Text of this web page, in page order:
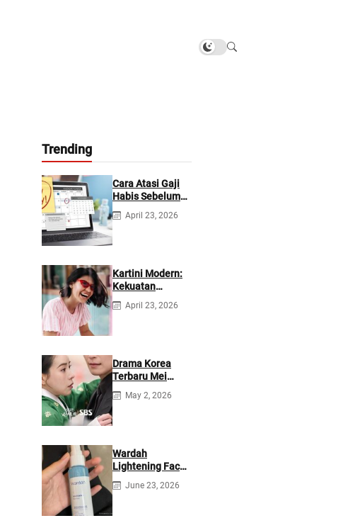
Trending
Cara Atasi Gaji
Habis Sebelum
Gajian
Berikutnya
April 23, 2026
Kartini Modern:
Kekuatan
Berevolusi &
Rawat Diri
April 23, 2026
Drama Korea
Terbaru Mei
2026: Mana yang
Tayang di
May 2, 2026
Wardah
Lightening Face
Mist: Cek
Ingredients &
June 23, 2026